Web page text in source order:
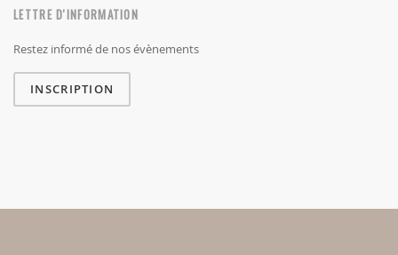
LETTRE D'INFORMATION
Restez informé de nos évènements
INSCRIPTION